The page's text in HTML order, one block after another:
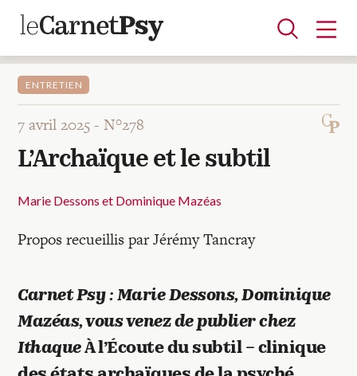
Articles
A la une
Adolescence
Dispositif
Enfance
Périnatalité
Psychanalyse
Psychopathologie
Soin
Auteurs
Blocs-notes
Recherches
ENTRETIEN
7 avril 2025 -N°278
L’Archaïque et le subtil
Marie Dessons et Dominique Mazéas
Propos recueillis par Jérémy Tancray
Carnet Psy : Marie Dessons, Dominique
Mazéas, vous venez de publier chez
IthaqueÀ l’Écoute du subtil – clinique